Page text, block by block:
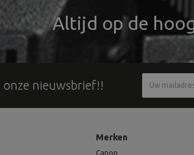
Altijd op de
nieuwsbrief!!
Merken
Canon